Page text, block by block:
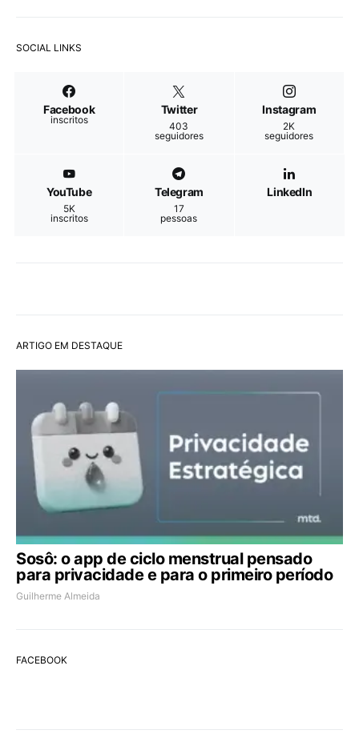
SOCIAL LINKS
Facebook
inscritos
Twitter
403
seguidores
Instagram
2K
seguidores
YouTube
5K
inscritos
Telegram
17
pessoas
LinkedIn
ARTIGO EM DESTAQUE
Sosô: o app de ciclo menstrual pensado
para privacidade e para o primeiro período
Guilherme Almeida
FACEBOOK